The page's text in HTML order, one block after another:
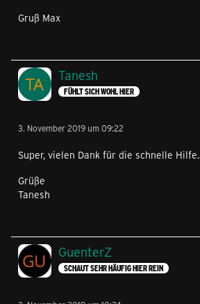
Gruß Max
Tanesh
FÜHLT SICH WOHL HIER
3. November 2019 um 09:22
Super, vielen Dank für die schnelle Hilfe.
Grüße
Tanesh
GuenterZ
SCHAUT SEHR HÄUFIG HIER REIN